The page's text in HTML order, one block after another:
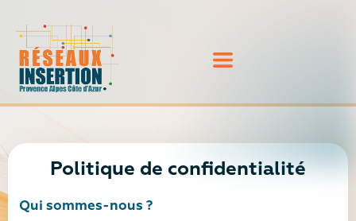
Politique de confidentialité
Qui sommes-nous ?